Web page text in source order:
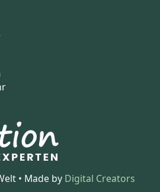
• Made by Digital Creators